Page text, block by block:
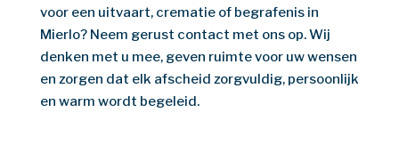
voor een uitvaart, crematie of begrafenis in
Mierlo? Neem gerust contact met ons op. Wij
denken met u mee, geven ruimte voor uw wensen
en zorgen dat elk afscheid zorgvuldig, persoonlijk
en warm wordt begeleid.